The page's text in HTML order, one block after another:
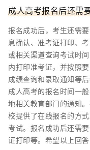
成人高考报名后还需
报名成功后，考生还需
息确认、准考证打印、
或相关渠道查询考试时
内打印准考证，并按照
成绩查询和录取通知等后
成人高考的报名时间一
地相关教育部门的通知
校提供了在线报名的方
考试。报名成功后还需
证打印等。希望以上回